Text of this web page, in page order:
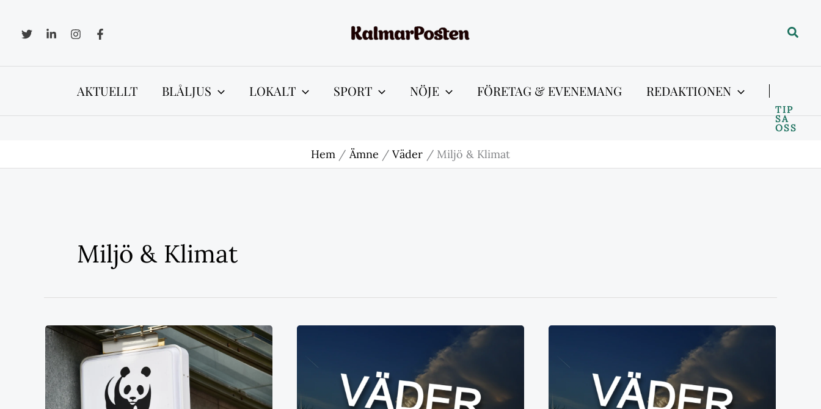
innehåll
Sök
AKTUELLT BLÅLJUS LOKALT SPORT NÖJE FÖRETAG & EVENEMANG REDAKTIONEN
TIP
SA
OSS
Hem Ämne Väder Miljö & Klimat
Miljö & Klimat